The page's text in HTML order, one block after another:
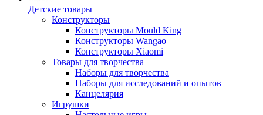
Детские товары
Конструкторы
Конструкторы Mould King
Конструкторы Wangao
Конструкторы Xiaomi
Товары для творчества
Наборы для творчества
Наборы для исследований и опытов
Канцелярия
Игрушки